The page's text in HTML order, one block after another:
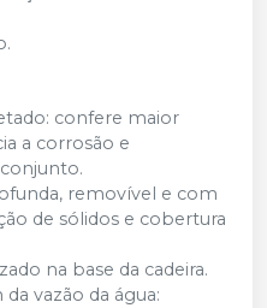
confere maior
a corrosão e
removível e com
de sólidos e cobertura
na base da cadeira.
vazão da água: